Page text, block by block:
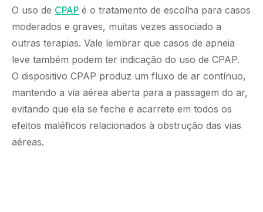
O uso de CPAP é o tratamento de escolha para casos
moderados e graves, muitas vezes associado a
outras terapias. Vale lembrar que casos de apneia
leve também podem ter indicação do uso de CPAP.
O dispositivo CPAP produz um fluxo de ar contínuo,
mantendo a via aérea aberta para a passagem do ar,
evitando que ela se feche e acarrete em todos os
efeitos maléficos relacionados à obstrução das vias
aéreas.